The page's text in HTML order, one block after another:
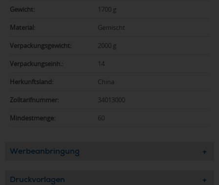
Gewicht: 1700 g
Material: Gemischt
Verpackungsgewicht: 2000 g
Verpackungseinh.: 14
Herkunftsland: China
Zolltarifnummer: 34013000
Mindestmenge: 60
Werbeanbringung
Druckvorlagen